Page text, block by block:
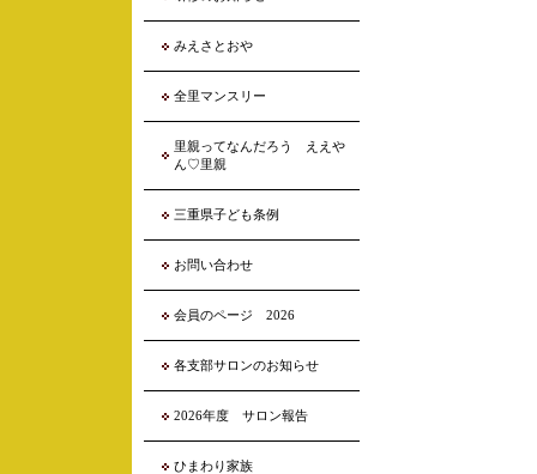
みえさとおや
全里マンスリー
里親ってなんだろう ええや
ん♡里親
三重県子ども条例
お問い合わせ
会員のページ 2026
各支部サロンのお知らせ
2026年度 サロン報告
ひまわり家族